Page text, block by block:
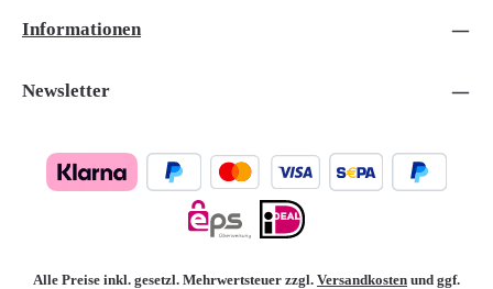
Informationen
Newsletter
Alle Preise inkl. gesetzl. Mehrwertsteuer zzgl. Versandkosten und ggf.